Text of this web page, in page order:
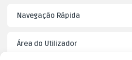
Navegação Rápida
Área do Utilizador